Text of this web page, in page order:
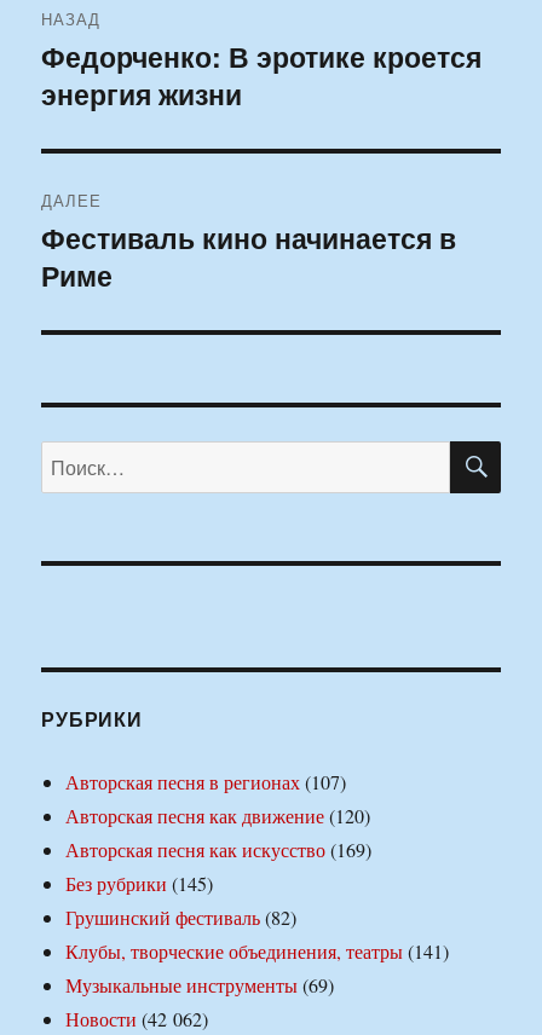
по
записям
НАЗАД
Предыдущая
запись:
Федорченко: В эротике кроется
энергия жизни
ДАЛЕЕ
Следующая
запись:
Фестиваль кино начинается в
Риме
Искать:
РУБРИКИ
Авторская песня в регионах(107)
Авторская песня как движение(120)
Авторская песня как искусство(169)
Без рубрики (145)
Грушинский фестиваль(82)
Клубы, творческие объединения, театры(141)
Музыкальные инструменты(69)
Новости (42 062)